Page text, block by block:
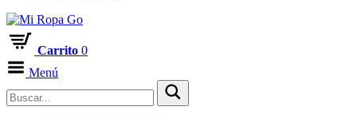
Carrito 0
Menú